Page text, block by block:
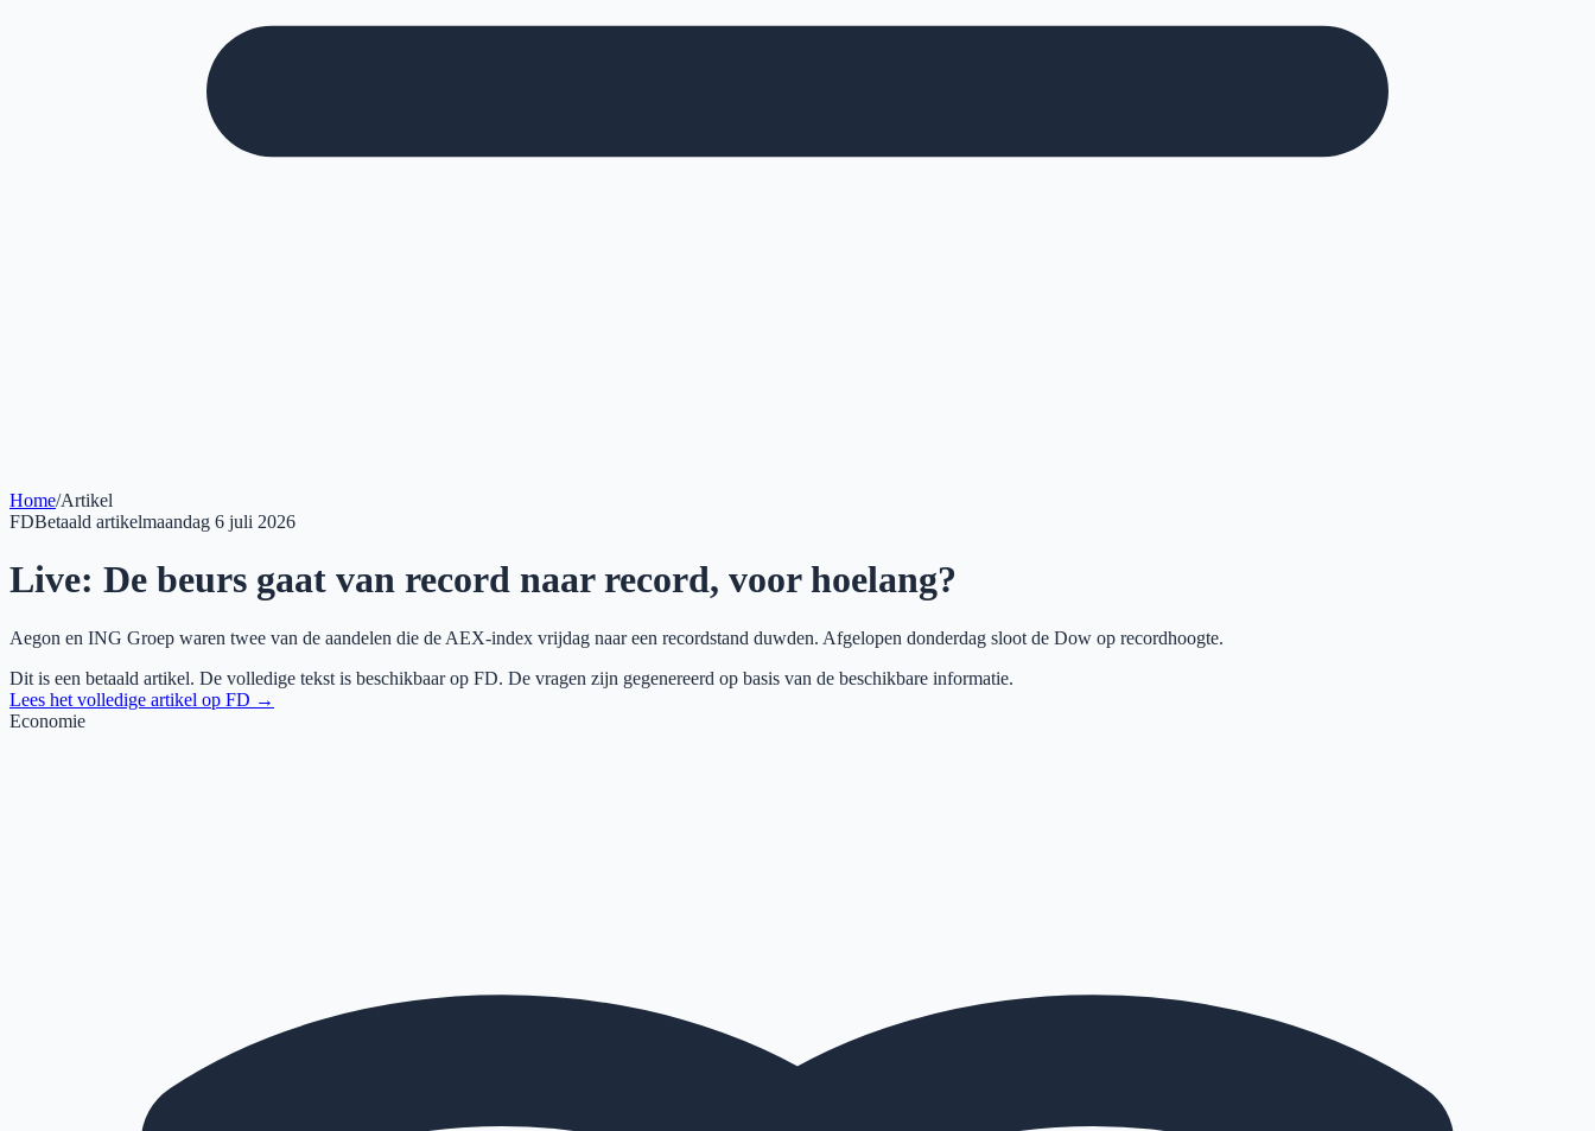
Home/Artikel
FDBetaald artikelmaandag 6 juli 2026
Live: De beurs gaat van record naar record, voor hoelang?
Aegon en ING Groep waren twee van de aandelen die de AEX-index vrijdag naar een recordstand duwden. Afgelopen donderdag sloot de Dow op recordhoogte.
Dit is een betaald artikel. De volledige tekst is beschikbaar op FD. De vragen zijn gegenereerd op basis van de beschikbare informatie.
Lees het volledige artikel op FD →
Economie